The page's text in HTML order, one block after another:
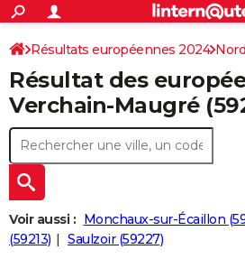
ACTUALITÉS
Politique
Société
Faits Divers
Education
Monde
Villes
+
SPORT
Coupe du monde 2026
Football
Tennis
Cyclisme
Rugby
Forum
CULTURE
Programme TV
TNT
Streaming
Cinéma
Sorties cinéma
Musique
+
FINANCE
Retraite
Impôts
Epargne
Immobilier
Risques naturels par ville
Banque
Assurance
Crédit
AUTO
Essais
Réserver un essai
Citadines
Berlines
SUV
Forum auto
+
HIGH-TECH
Mobiles
Meilleur smartphone
Internet
Ordinateurs
Jeux vidéo
Guide high-tech
+
BRICOLAGE
S'inscrire
Connexion
Résultats européennes 2024 Nord
Résultat des
Verchain-Maugré
Voir aussi : Monchaux-sur-Écaillon
(59213)
Saulzoir (59227)